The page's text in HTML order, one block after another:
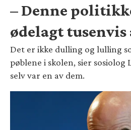
– Denne
ødelagt tusenvis
Det er ikke dulling og lulling
pøblene i skolen, sier sosiolog
selv var en av dem.